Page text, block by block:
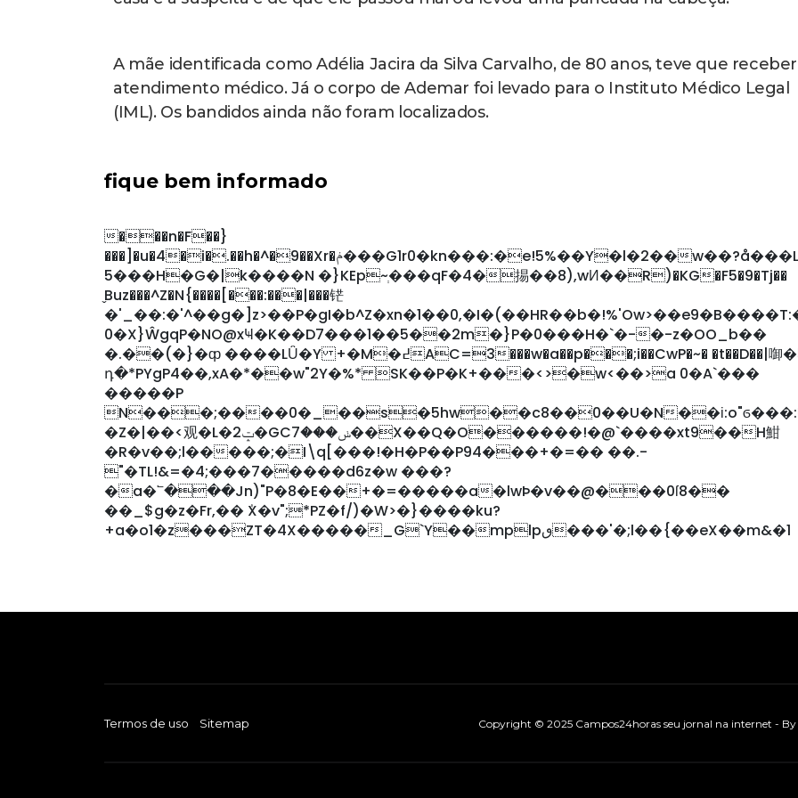
A mãe identificada como Adélia Jacira da Silva Carvalho, de 80 anos, teve que receber
atendimento médico. Já o corpo de Ademar foi levado para o Instituto Médico Legal
(IML). Os bandidos ainda não foram localizados.
fique bem informado
���n�F��}
���]�u�4�i�.��h�^�9��Xr�ݥ���G1r0�kn���:�e!5%��Y�l�2��w��?å���L/
5���H�G�|k����N �}KEp~ְ���qF�4�掦��8),wИ��R)�KG�F5�9�Tj��
̬Buz���^Z�N{����[���:���|���铓
�'_��:�'^��g�]z>��P�gI�b^Z�xn
0�X}ŴgqP�NO@xҸ�K��D7���1��5��2m�}P�0���H�`�-�-z�OO_b��
�.��(�}�ȹ ����LǙ�Y +�M�߄AC=3���w�a��p���;i��CwP�~� �t��D��|啣�5?
դ�*PYgP4��,xA�*��w"2Y�%* SK��P�K+���<>�w<��>a 0�A`���
�����P
N���;����0�_��s�5hw��c8��0��U�N�
�Z�|��<观�L�2ݓ�GCݭ���7��X��Q�O������!�@`����xt9��H魽
�R�v��;l�����;�I\q[���!�H�P��P94���+�=�� ��.-
"�TL!&=�4;���7�����d6z�w ���?
�a�՟���Jn)"P�8�E��+�=�����a�lwÞ�v��@���0ſ8��
��_$g�z�Fr,�� ٝX�v";*PZ�f/)�W>�}����ku?
+a�o1�z���ZT�4X�����_G`Y��mplpٯ���'�;l��{��eX��m&�1
Termos de uso Sitemap Copyright © 2025 Campos24horas seu jornal na internet - By